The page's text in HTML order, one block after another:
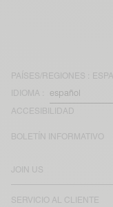
PAÍSES/REGIONES :
IDIOMA :
ACCESIBILIDAD
JOIN US
SERVICIO AL CLIENTE
BOLETÍN INFORMATIVO